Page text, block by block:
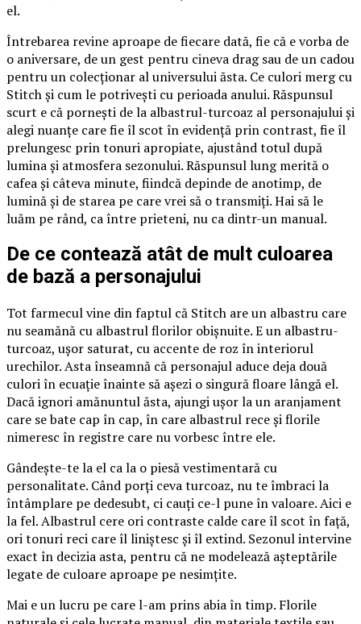
el.
Întrebarea revine aproape de fiecare dată, fie că e vorba de
o aniversare, de un gest pentru cineva drag sau de un cadou
pentru un colecționar al universului ăsta. Ce culori merg cu
Stitch și cum le potrivești cu perioada anului. Răspunsul
scurt e că pornești de la albastrul-turcoaz al personajului și
alegi nuanțe care fie îl scot în evidență prin contrast, fie îl
prelungesc prin tonuri apropiate, ajustând totul după
lumina și atmosfera sezonului. Răspunsul lung merită o
cafea și câteva minute, fiindcă depinde de anotimp, de
lumină și de starea pe care vrei să o transmiți. Hai să le
luăm pe rând, ca între prieteni, nu ca dintr-un manual.
De ce contează atât de mult culoarea
de bază a personajului
Tot farmecul vine din faptul că Stitch are un albastru care
nu seamănă cu albastrul florilor obișnuite. E un albastru-
turcoaz, ușor saturat, cu accente de roz în interiorul
urechilor. Asta înseamnă că personajul aduce deja două
culori în ecuație înainte să așezi o singură floare lângă el.
Dacă ignori amănuntul ăsta, ajungi ușor la un aranjament
care se bate cap în cap, în care albastrul rece și florile
nimeresc în registre care nu vorbesc între ele.
Gândește-te la el ca la o piesă vestimentară cu
personalitate. Când porți ceva turcoaz, nu te îmbraci la
întâmplare pe dedesubt, ci cauți ce-l pune în valoare. Aici e
la fel. Albastrul cere ori contraste calde care îl scot în față,
ori tonuri reci care îl liniștesc și îl extind. Sezonul intervine
exact în decizia asta, pentru că ne modelează așteptările
legate de culoare aproape pe nesimțite.
Mai e un lucru pe care l-am prins abia în timp. Florile